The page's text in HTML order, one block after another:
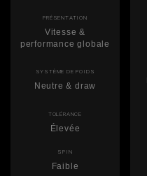
PRÉSENTATION
Vitesse &
performance globale
SYSTÈME DE POIDS
Neutre & draw
TOLÉRANCE
Élevée
SPIN
Faible